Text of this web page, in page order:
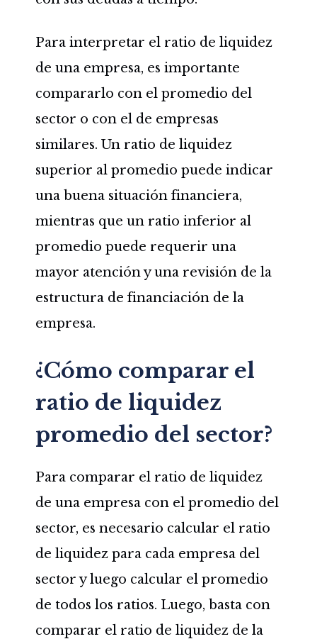
Para interpretar el ratio de liquidez
de una empresa, es importante
compararlo con el promedio del
sector o con el de empresas
similares. Un ratio de liquidez
superior al promedio puede indicar
una buena situación financiera,
mientras que un ratio inferior al
promedio puede requerir una
mayor atención y una revisión de la
estructura de financiación de la
empresa.
¿Cómo comparar el
ratio de liquidez
promedio del sector?
Para comparar el ratio de liquidez
de una empresa con el promedio del
sector, es necesario calcular el ratio
de liquidez para cada empresa del
sector y luego calcular el promedio
de todos los ratios. Luego, basta con
comparar el ratio de liquidez de la